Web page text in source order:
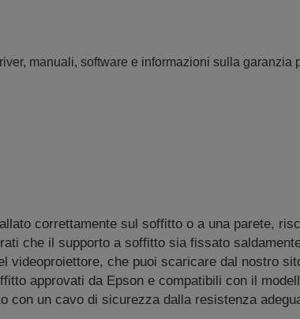
manuali, software e informazioni sulla garanzia
correttamente sul soffitto o a una parete,
che il supporto a soffitto sia fissato
videoproiettore, che puoi scaricare dal nostro
approvati da Epson e compatibili con il
con un cavo di sicurezza dalla resistenza